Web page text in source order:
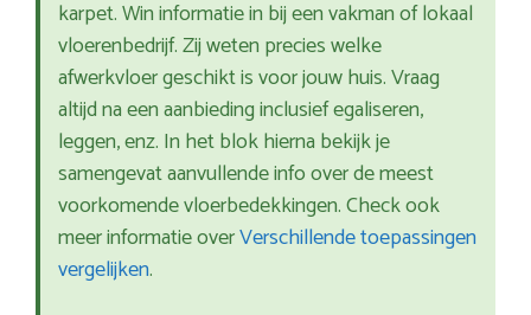
karpet. Win informatie in bij een vakman of lokaal
vloerenbedrijf. Zij weten precies welke
afwerkvloer geschikt is voor jouw huis. Vraag
altijd na een aanbieding inclusief egaliseren,
leggen, enz. In het blok hierna bekijk je
samengevat aanvullende info over de meest
voorkomende vloerbedekkingen. Check ook
meer informatie overVerschillende toepassingen
vergelijken.